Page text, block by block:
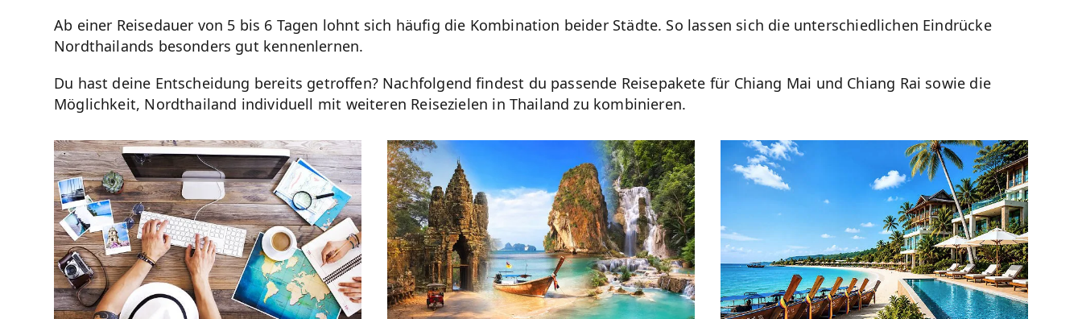
Ab einer Reisedauer von 5 bis 6 Tagen lohnt sich häufig die Kombination beider Städte. So lassen sich die unterschiedlichen Eindrücke
Nordthailands besonders gut kennenlernen.
Du hast deine Entscheidung bereits getroffen? Nachfolgend findest du passende Reisepakete für Chiang Mai und Chiang Rai sowie die
Möglichkeit, Nordthailand individuell mit weiteren Reisezielen in Thailand zu kombinieren.